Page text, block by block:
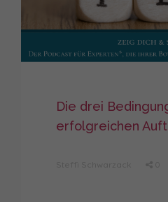
Die drei
erfolgreichen